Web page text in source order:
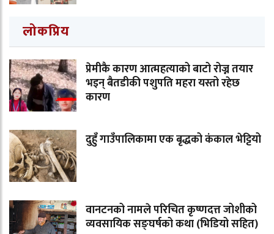
लोकप्रिय
प्रेमीकै कारण आत्महत्याको बाटो रोज्न तयार
भइन् बैतडीकी पशुपति महरा यस्तो रहेछ
कारण
दुहुँ गाउँपालिकामा एक बृद्धको कंकाल भेट्टियो
वानटनको नामले परिचित कृष्णदत्त जोशीको
व्यवसायिक सङ्घर्षको कथा (भिडियो सहित)